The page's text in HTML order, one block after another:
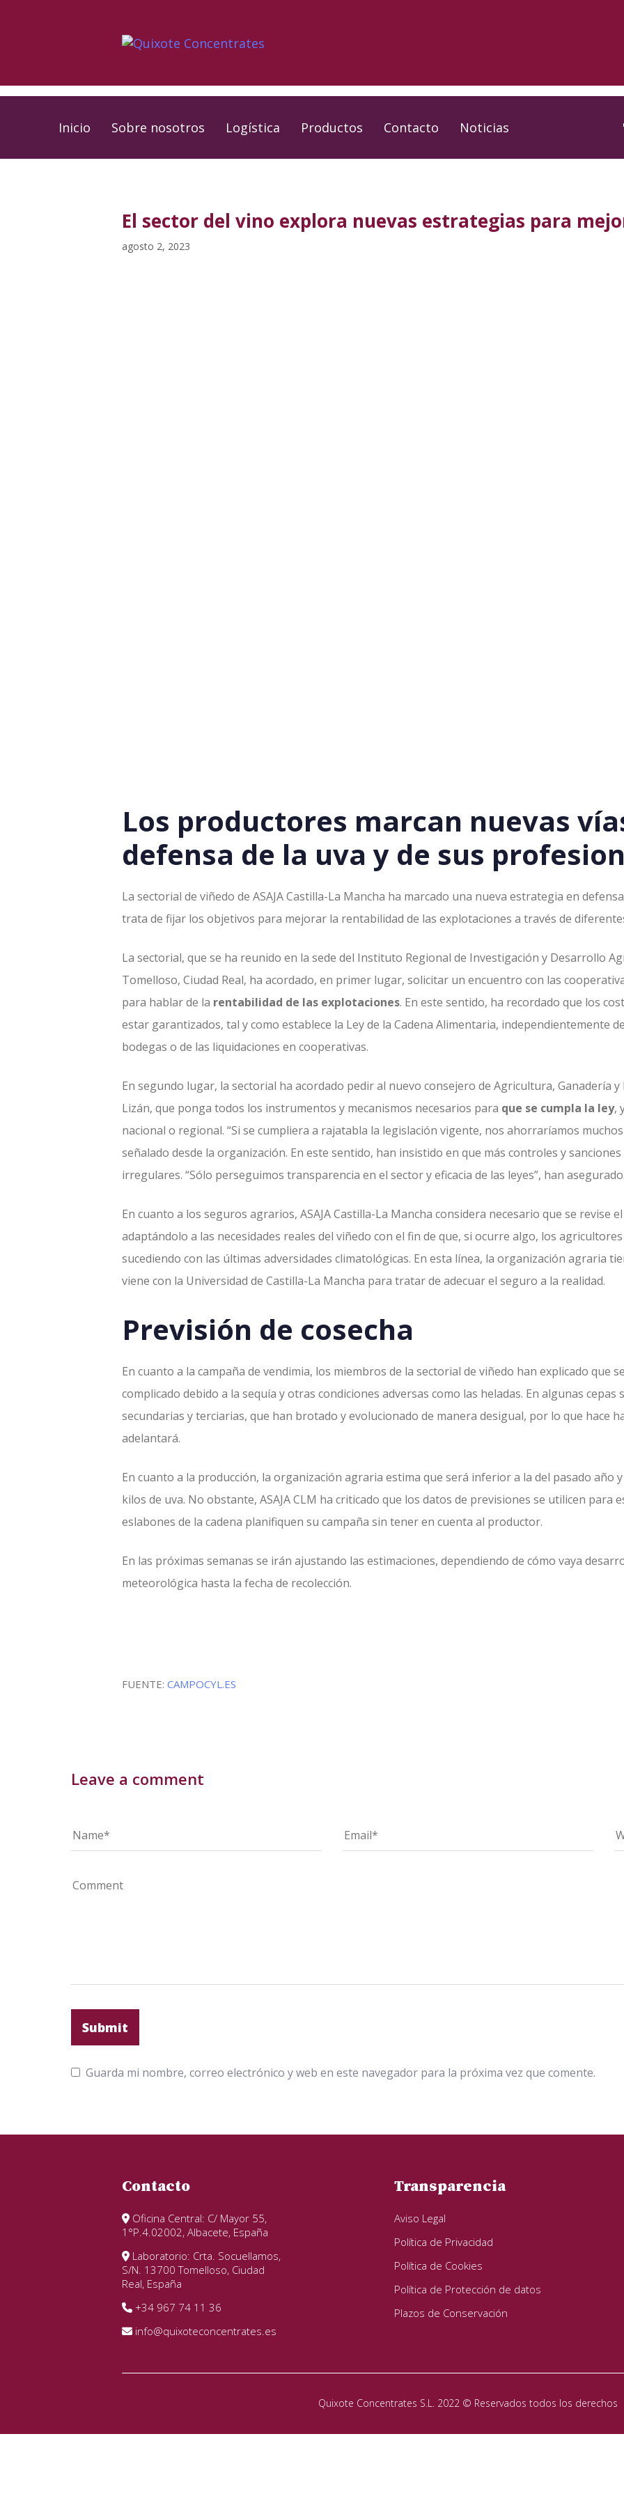
Skip
Inicio Sobre nosotros Logística Productos Contacto Noticias
El sector del vino explora nuevas estrategias para
agosto 2, 2023
Los productores marcan nuevas
defensa de la uva y de sus
La sectorial de viñedo de ASAJA Castilla-La Mancha ha marcado una nueva estrategia en
trata de fijar los objetivos para mejorar la rentabilidad de las explotaciones a través de
La sectorial, que se ha reunido en la sede del Instituto Regional de Investigación y Desarrollo
Tomelloso, Ciudad Real, ha acordado, en primer lugar, solicitar un encuentro con las
para hablar de la rentabilidad de las explotaciones. En este sentido, ha recordado que los
estar garantizados, tal y como establece la Ley de la Cadena Alimentaria, independientemente
bodegas o de las liquidaciones en cooperativas.
En segundo lugar, la sectorial ha acordado pedir al nuevo consejero de Agricultura, Ganadería
Lizán, que ponga todos los instrumentos y mecanismos necesarios para que se cumpla la ley,
nacional o regional. “Si se cumpliera a rajatabla la legislación vigente, nos ahorraríamos
señalado desde la organización. En este sentido, han insistido en que más controles y
irregulares. “Sólo perseguimos transparencia en el sector y eficacia de las leyes”, han asegurado.
En cuanto a los seguros agrarios, ASAJA Castilla-La Mancha considera necesario que se revise el
adaptándolo a las necesidades reales del viñedo con el fin de que, si ocurre algo, los
sucediendo con las últimas adversidades climatológicas. En esta línea, la organización agraria
viene con la Universidad de Castilla-La Mancha para tratar de adecuar el seguro a la realidad.
Previsión de cosecha
En cuanto a la campaña de vendimia, los miembros de la sectorial de viñedo han explicado que
complicado debido a la sequía y otras condiciones adversas como las heladas. En algunas
secundarias y terciarias, que han brotado y evolucionado de manera desigual, por lo que hace
adelantará.
En cuanto a la producción, la organización agraria estima que será inferior a la del pasado año
kilos de uva. No obstante, ASAJA CLM ha criticado que los datos de previsiones se utilicen para
eslabones de la cadena planifiquen su campaña sin tener en cuenta al productor.
En las próximas semanas se irán ajustando las estimaciones, dependiendo de cómo vaya
meteorológica hasta la fecha de recolección.
FUENTE: CAMPOCYL.ES
Leave a comment
Guarda mi nombre, correo electrónico y web en este navegador para la próxima vez que comente.
Contacto
Oficina Central: C/ Mayor 55,
1°P.4.02002, Albacete, España
Laboratorio: Crta. Socuellamos,
S/N. 13700 Tomelloso, Ciudad
Real, España
+34 967 74 11 36
info@quixoteconcentrates.es
Transparencia
Aviso Legal
Política de Privacidad
Política de Cookies
Política de Protección de datos
Plazos de Conservación
Quixote Concentrates S.L. 2022 © Reservados todos los derechos